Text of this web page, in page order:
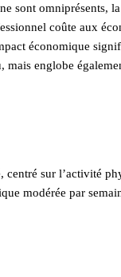
sont omniprésents,
coûte aux
économique
englobe
centré sur l’activité
modérée par